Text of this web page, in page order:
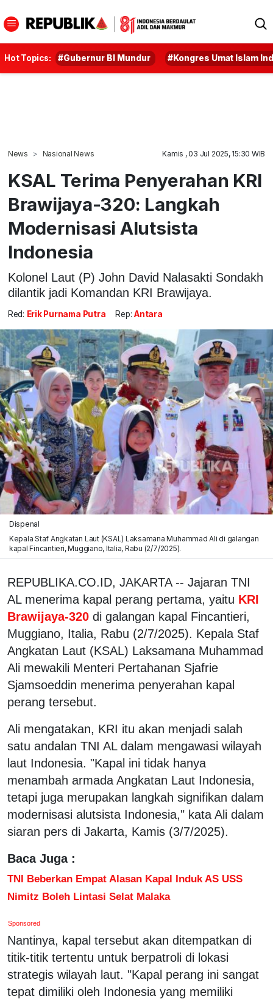
Hot Topics: #Gubernur BI Mundur #Kongres Umat Islam
News Nasional News Kamis , 03 Jul 2025, 15:30 WIB
KSAL Terima Penyerahan KRI
Brawijaya-320: Langkah
Modernisasi Alutsista
Indonesia
Kolonel Laut (P) John David Nalasakti Sondakh
dilantik jadi Komandan KRI Brawijaya.
Red: Erik Purnama Putra Rep: Antara
Dispenal
Kepala Staf Angkatan Laut (KSAL) Laksamana Muhammad Ali di galangan
kapal Fincantieri, Muggiano, Italia, Rabu (2/7/2025).
REPUBLIKA.CO.ID, JAKARTA -- Jajaran TNI
AL menerima kapal perang pertama, yaitu KRI
Brawijaya-320 di galangan kapal Fincantieri,
Muggiano, Italia, Rabu (2/7/2025). Kepala Staf
Angkatan Laut (KSAL) Laksamana Muhammad
Ali mewakili Menteri Pertahanan Sjafrie
Sjamsoeddin menerima penyerahan kapal
perang tersebut.
Ali mengatakan, KRI itu akan menjadi salah
satu andalan TNI AL dalam mengawasi wilayah
laut Indonesia. "Kapal ini tidak hanya
menambah armada Angkatan Laut Indonesia,
tetapi juga merupakan langkah signifikan dalam
modernisasi alutsista Indonesia," kata Ali dalam
siaran pers di Jakarta, Kamis (3/7/2025).
Baca Juga :
TNI Beberkan Empat Alasan Kapal Induk AS USS
Nimitz Boleh Lintasi Selat Malaka
Sponsored
Nantinya, kapal tersebut akan ditempatkan di
titik-titik tertentu untuk berpatroli di lokasi
strategis wilayah laut. "Kapal perang ini sangat
tepat dimiliki oleh Indonesia yang memiliki